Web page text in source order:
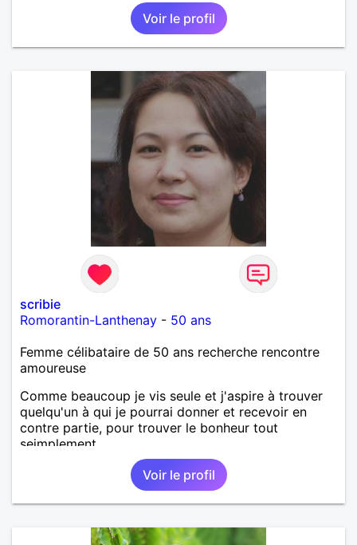
Voir le profil
scribie
Romorantin-Lanthenay - 50 ans
Femme célibataire de 50 ans recherche rencontre
amoureuse
Comme beaucoup je vis seule et j'aspire à trouver
quelqu'un à qui je pourrai donner et recevoir en
contre partie, pour trouver le bonheur tout
seimplement.
Voir le profil